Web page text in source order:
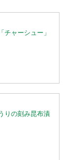
チャーシュー」
りの刻み昆布漬